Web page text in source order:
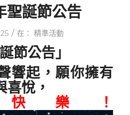
聖誕節公告
/ 在：精準活動
節公告」
響起，願你擁有
喜悅，
樂！